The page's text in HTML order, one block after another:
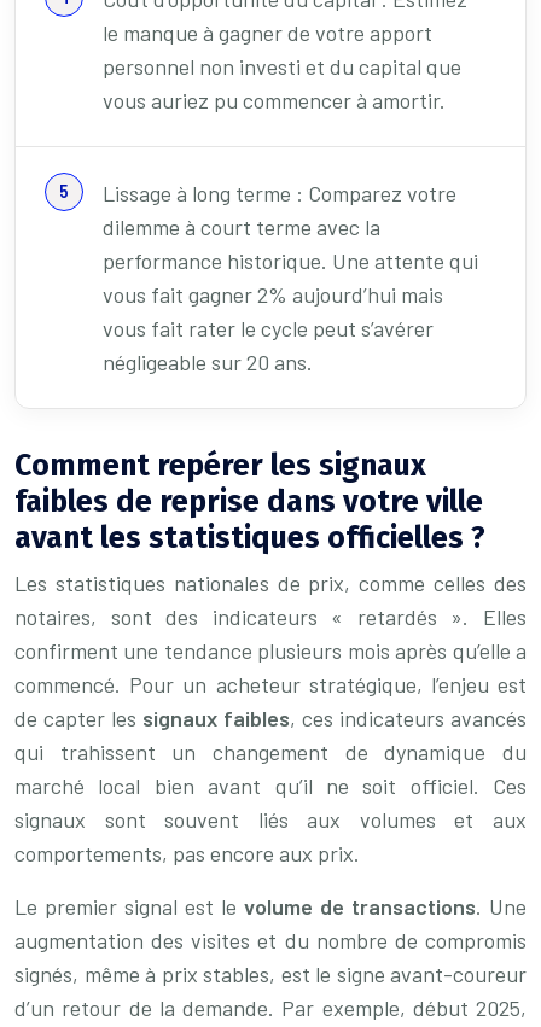
le manque à gagner de votre apport
personnel non investi et du capital que
vous auriez pu commencer à amortir.
Lissage à long terme : Comparez votre
dilemme à court terme avec la
performance historique. Une attente qui
vous fait gagner 2% aujourd’hui mais
vous fait rater le cycle peut s’avérer
négligeable sur 20 ans.
Comment repérer les signaux
faibles de reprise dans votre ville
avant les statistiques officielles ?
Les statistiques nationales de prix, comme celles des
notaires, sont des indicateurs « retardés ». Elles
confirment une tendance plusieurs mois après qu’elle a
commencé. Pour un acheteur stratégique, l’enjeu est
de capter les signaux faibles, ces indicateurs avancés
qui trahissent un changement de dynamique du
marché local bien avant qu’il ne soit officiel. Ces
signaux sont souvent liés aux volumes et aux
comportements, pas encore aux prix.
Le premier signal est le volume de transactions. Une
augmentation des visites et du nombre de compromis
signés, même à prix stables, est le signe avant-coureur
d’un retour de la demande. Par exemple, début 2025,